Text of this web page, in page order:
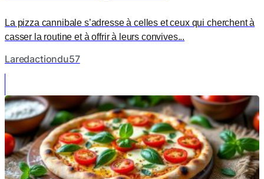
La pizza cannibale s’adresse à celles et ceux qui cherchent à
casser la routine et à offrir à leurs convives...
Laredactiondu57